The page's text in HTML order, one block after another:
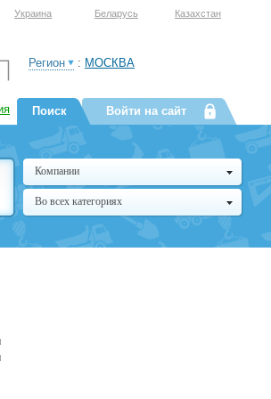
Украина Беларусь Казахстан
Регион : МОСКВА
Поиск Войти на сайт
Компании
Во всех категориях